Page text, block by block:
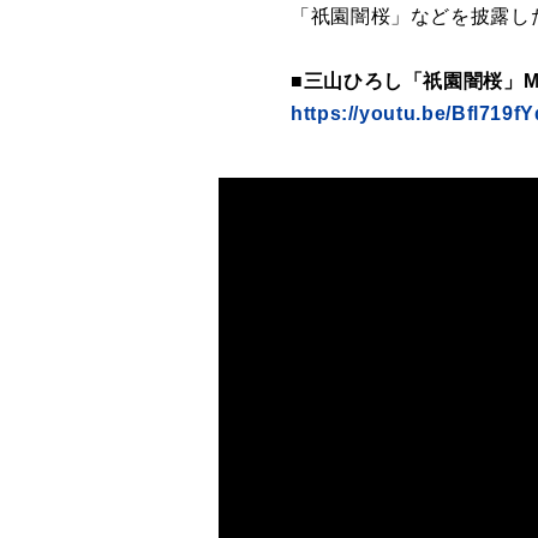
「祇園闇桜」などを披露し
■三山ひろし「祇園闇桜」
https://youtu.be/